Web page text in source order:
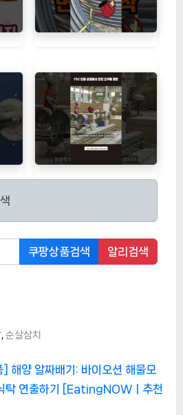
쿠팡상품검색 알리검색
,순살삼치
해양 알짜배기: 바이오션 해물모
탁 연출하기 [EatingNOWㅣ추천